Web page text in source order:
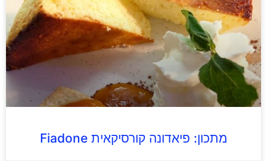
מתכון: פיאדונה קורסיקאית Fiadone